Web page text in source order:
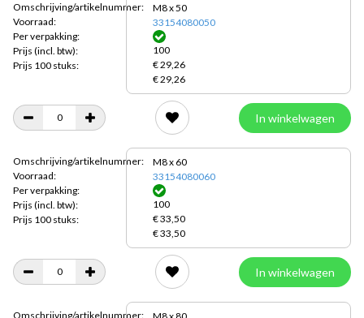
Omschrijving/artikelnummer:
Voorraad:
Per verpakking:
Prijs (incl. btw):
Prijs 100 stuks:
M8 x 50
33154080050
100
€ 29,26
€ 29,26
In winkelwagen
Omschrijving/artikelnummer:
Voorraad:
Per verpakking:
Prijs (incl. btw):
Prijs 100 stuks:
M8 x 60
33154080060
100
€ 33,50
€ 33,50
In winkelwagen
Omschrijving/artikelnummer: